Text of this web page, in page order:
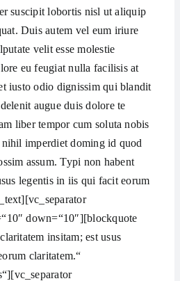
suscipit lobortis nisl ut aliquip
Duis autem vel eum iriure
velit esse molestie
eu feugiat nulla facilisis at
iusto odio dignissim qui blandit
augue duis dolore te
liber tempor cum soluta nobis
imperdiet doming id quod
assum. Typi non habent
legentis in iis qui facit eorum
down=“10″][blockquote
insitam; est usus
claritatem.“